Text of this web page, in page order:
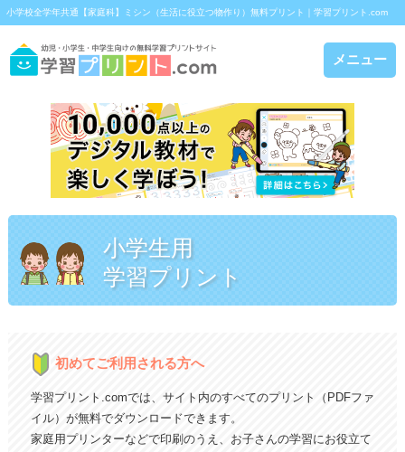
小学校全学年共通【家庭科】ミシン（生活に役立つ物作り）無料プリント｜学習プリント.com
メニュー
小学生用
学習プリント
初めてご利用される方へ
学習プリント.comでは、サイト内のすべてのプリント（PDFファ
イル）が無料でダウンロードできます。
家庭用プリンターなどで印刷のうえ、お子さんの学習にお役立て